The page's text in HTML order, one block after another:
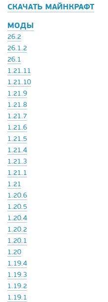
СКАЧАТЬ МАЙНКРАФТ
МОДЫ
26.2
26.1.2
26.1
1.21.11
1.21.10
1.21.9
1.21.8
1.21.7
1.21.6
1.21.5
1.21.4
1.21.3
1.21.1
1.21
1.20.6
1.20.5
1.20.4
1.20.2
1.20.1
1.20
1.19.4
1.19.3
1.19.2
1.19.1